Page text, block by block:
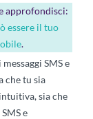
approfondisci:
essere il tuo
.
SMS e
che tu sia
sia che
e